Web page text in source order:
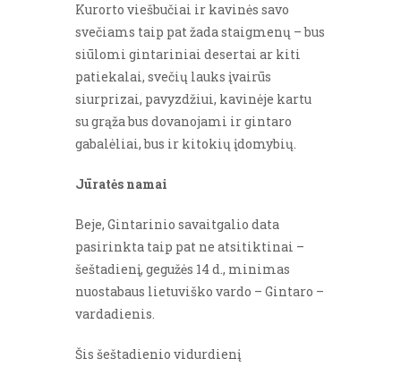
Kurorto viešbučiai ir kavinės savo
svečiams taip pat žada staigmenų – bus
siūlomi gintariniai desertai ar kiti
patiekalai, svečių lauks įvairūs
siurprizai, pavyzdžiui, kavinėje kartu
su grąža bus dovanojami ir gintaro
gabalėliai, bus ir kitokių įdomybių.
Jūratės namai
Beje, Gintarinio savaitgalio data
pasirinkta taip pat ne atsitiktinai –
šeštadienį, gegužės 14 d., minimas
nuostabaus lietuviško vardo – Gintaro –
vardadienis.
Šis šeštadienio vidurdienį